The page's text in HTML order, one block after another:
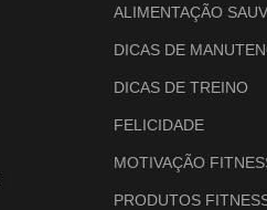
ALIMENTAÇÃO
DICAS DE
DICAS DE TREINO
FELICIDADE
MOTIVAÇÃO
PRODUTOS